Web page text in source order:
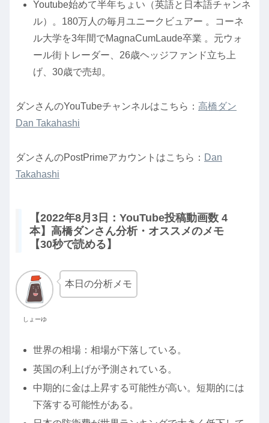
Youtube始めて半年ちょい（英語と日本語チャンネ
ル）。180万人の毎月ユニークビュアー 。コーネ
ル大学を3年間でMagnaCumLaude卒業 。元ウォ
ール街トレーダー、26歳ヘッジファンド立ち上
げ、30歳で売却。
ダンさんのYouTubeチャンネルはこちら： 高橋ダン
Dan Takahashi
ダンさんのPostPrimeアカウントはこちら： Dan
Takahashi
【2022年8月3日：YouTube投稿動画数 4
本】高橋ダンさん分析・オススメのメモ
【30秒で読める】
しょーゆ
本日の分析メモ
世界の相場：相場が下落している。
英国の利上げが予測されている。
中期的に金は上昇する可能性が高い。短期的には
下落する可能性がある。